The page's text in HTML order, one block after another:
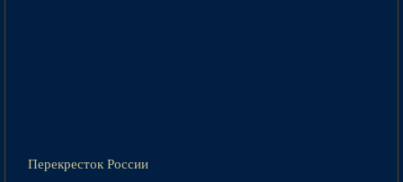
Перекресток России